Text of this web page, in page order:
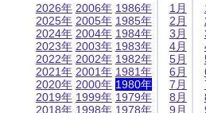
2026年
2025年
2024年
2023年
2022年
2021年
2020年
2019年
2018年
2006年
2005年
2004年
2003年
2002年
2001年
2000年
1999年
1998年
1986年
1985年
1984年
1983年
1982年
1981年
1980年
1979年
1978年
1月
2月
3月
4月
5月
6月
7月
8月
9月